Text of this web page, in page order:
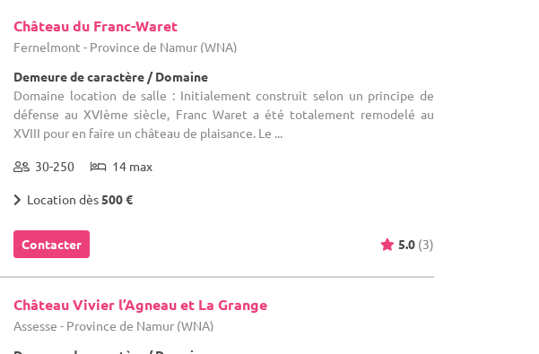
Château du Franc-Waret
Fernelmont - Province de Namur (WNA)
Demeure de caractère / Domaine
Domaine location de salle : Initialement construit selon un principe de
défense au XVIème siècle, Franc Waret a été totalement remodelé au
XVIII pour en faire un château de plaisance. Le ...
30-250 14 max
Location dès500 €
Contacter 5.0 (3)
Château Vivier l’Agneau et La Grange
Assesse - Province de Namur (WNA)